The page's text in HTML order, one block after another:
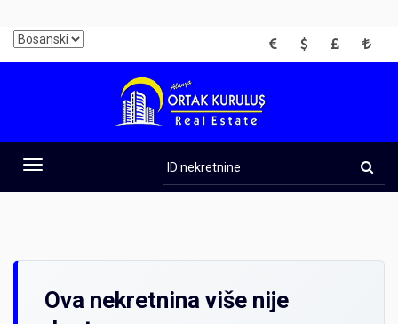
EUR USD GBP TRY
Toggle
navigation
nekretnine
Ova nekretnina više nije